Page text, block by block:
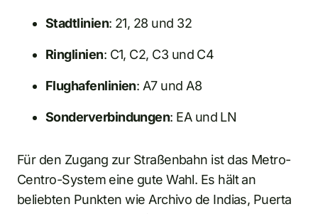
Stadtlinien: 21, 28 und 32
Ringlinien: C1, C2, C3 und C4
Flughafenlinien: A7 und A8
Sonderverbindungen: EA und LN
Für den Zugang zur Straßenbahn ist das Metro-
Centro-System eine gute Wahl. Es hält an
beliebten Punkten wie Archivo de Indias, Puerta